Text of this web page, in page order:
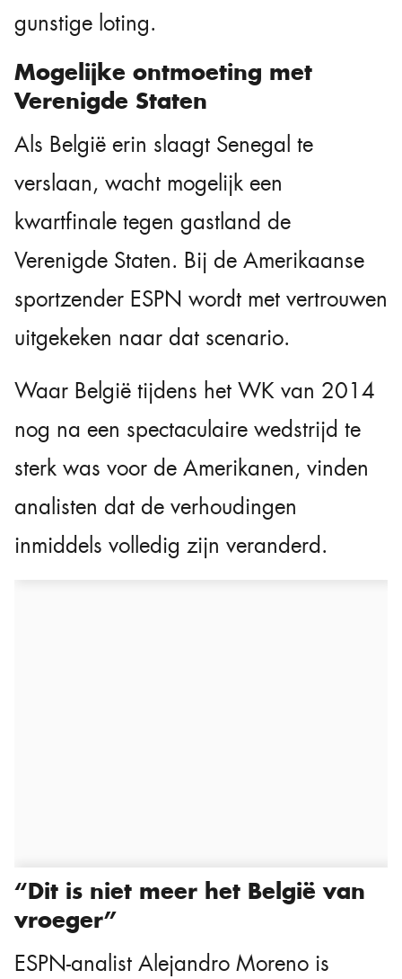
gunstige loting.
Mogelijke ontmoeting met
Verenigde Staten
Als België erin slaagt Senegal te
verslaan, wacht mogelijk een
kwartfinale tegen gastland de
Verenigde Staten. Bij de Amerikaanse
sportzender ESPN wordt met vertrouwen
uitgekeken naar dat scenario.
Waar België tijdens het WK van 2014
nog na een spectaculaire wedstrijd te
sterk was voor de Amerikanen, vinden
analisten dat de verhoudingen
inmiddels volledig zijn veranderd.
“Dit is niet meer het België van
vroeger”
ESPN-analist Alejandro Moreno is